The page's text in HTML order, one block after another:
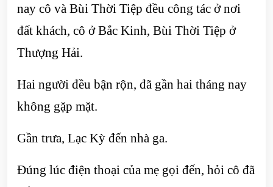
nay cô và Bùi Thời Tiệp đều công tác ở nơi
đất khách, cô ở Bắc Kinh, Bùi Thời Tiệp ở
Thượng Hải.
Hai người đều bận rộn, đã gần hai tháng nay
không gặp mặt.
Gần trưa, Lạc Kỳ đến nhà ga.
Đúng lúc điện thoại của mẹ gọi đến, hỏi cô đã